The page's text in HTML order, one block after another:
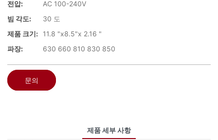
전압:
AC 100-240V
빔 각도:
30 도
제품 크기:
11.8 "x8.5"x 2.16 "
파장:
630 660 810 830 850
문의
제품 세부 사항